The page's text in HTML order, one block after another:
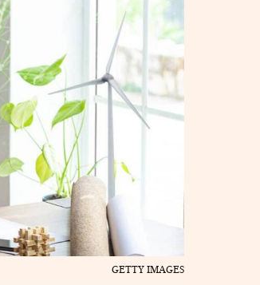
GETTY IMAGES